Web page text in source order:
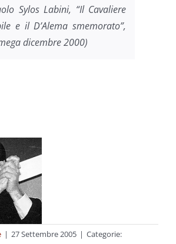
Sylos Labini, “Il Cavaliere
e il D’Alema smemorato”,
dicembre 2000)
| 27 Settembre 2005 | Categorie: